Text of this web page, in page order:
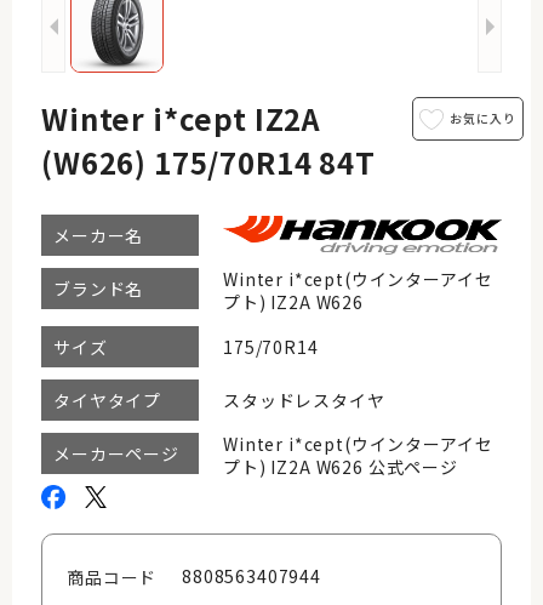
Winter i*cept IZ2A
(W626) 175/70R14 84T
メーカー名
ブランド名
Winter i*cept(ウインターアイセ
プト) IZ2A W626
サイズ
175/70R14
タイヤタイプ スタッドレスタイヤ
メーカーページ
Winter i*cept(ウインターアイセ
プト) IZ2A W626 公式ページ
商品コード 8808563407944